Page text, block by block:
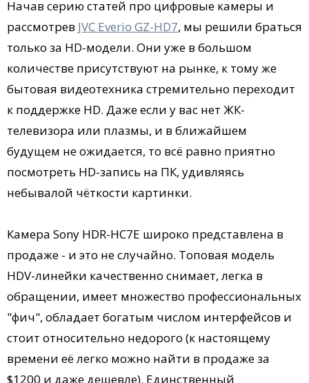
Начав серию статей про цифровые камеры и
рассмотрев JVC Everio GZ-HD7, мы решили браться
только за HD-модели. Они уже в большом
количестве присутствуют на рынке, к тому же
бытовая видеотехника стремительно переходит
к поддержке HD. Даже если у вас нет ЖК-
телевизора или плазмы, и в ближайшем
будущем не ожидается, то всё равно приятно
посмотреть HD-запись на ПК, удивляясь
небывалой чёткости картинки.
Камера Sony HDR-HC7E широко представлена в
продаже - и это не случайно. Топовая модель
HDV-линейки качественно снимает, легка в
обращении, имеет множество профессиональных
"фич", обладает богатым числом интерфейсов и
стоит относительно недорого (к настоящему
времени её легко можно найти в продаже за
$1200 и даже дешевле). Единственный